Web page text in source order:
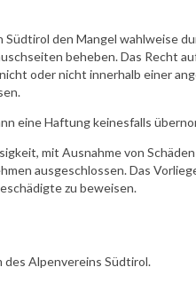
den Mangel wahlweise
beheben. Das Recht
oder nicht innerhalb einer
eine Haftung keinesfalls
mit Ausnahme von
ausgeschlossen. Das
zu beweisen.
des Alpenvereins Südtirol.